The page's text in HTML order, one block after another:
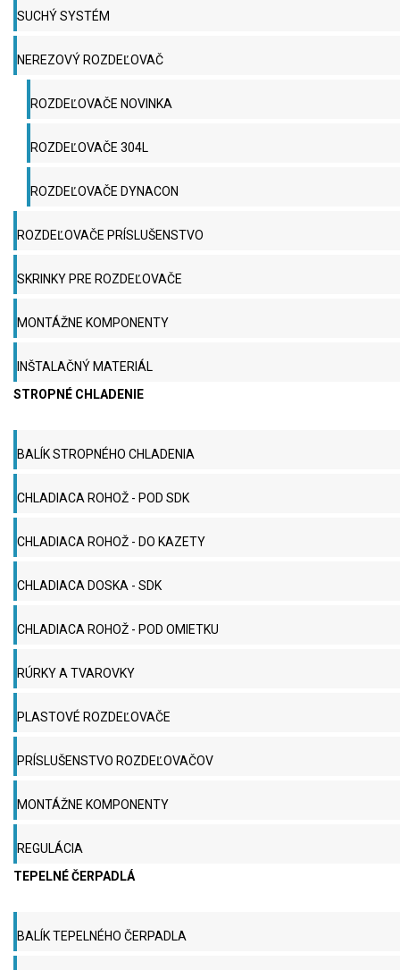
SUCHÝ SYSTÉM
NEREZOVÝ ROZDEĽOVAČ
ROZDEĽOVAČE NOVINKA
ROZDEĽOVAČE 304L
ROZDEĽOVAČE DYNACON
ROZDEĽOVAČE PRÍSLUŠENSTVO
SKRINKY PRE ROZDEĽOVAČE
MONTÁŽNE KOMPONENTY
INŠTALAČNÝ MATERIÁL
STROPNÉ CHLADENIE
BALÍK STROPNÉHO CHLADENIA
CHLADIACA ROHOŽ - POD SDK
CHLADIACA ROHOŽ - DO KAZETY
CHLADIACA DOSKA - SDK
CHLADIACA ROHOŽ - POD OMIETKU
RÚRKY A TVAROVKY
PLASTOVÉ ROZDEĽOVAČE
PRÍSLUŠENSTVO ROZDEĽOVAČOV
MONTÁŽNE KOMPONENTY
REGULÁCIA
TEPELNÉ ČERPADLÁ
BALÍK TEPELNÉHO ČERPADLA